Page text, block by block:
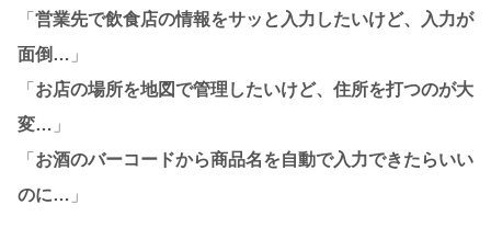
「 営業先で飲食店の情報をサッと入力したいけど、入力が
面倒… 」
「 お店の場所を地図で管理したいけど、住所を打つのが大
変… 」
「 お酒のバーコードから商品名を自動で入力できたらいい
のに… 」